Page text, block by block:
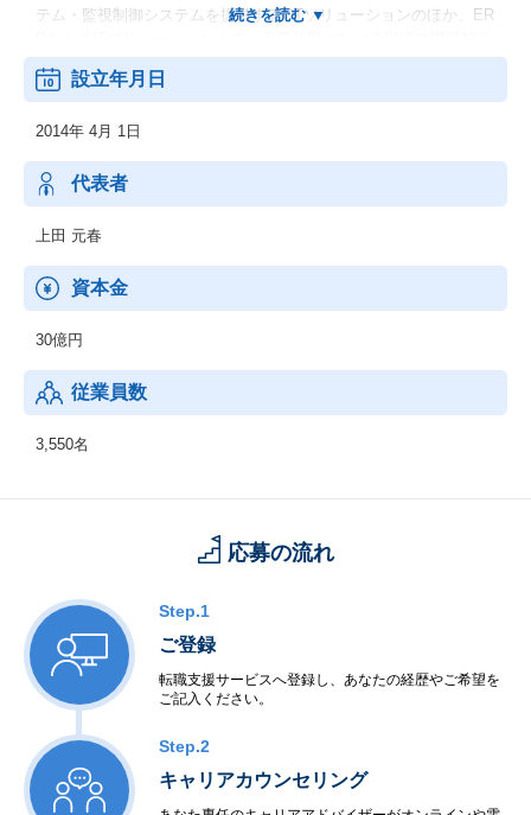
テム・監視制御システムを提供するOTソリューションのほか、ER
に向けたデジタルソリューションを提供しています。
上下水道・道路・鉄道・電力などの社会インフラ分野で、現場の
データに基づくリアルタイム制御や、監視制御、トラブルなどの
予兆診断などを通じ、止められないクリティカルなシステムを安
定稼働させ、インフラの安全・安心に貢献しています。
自動車業界における、自動運転や電動化などのCASE*に代表され
る高度な技術と手法を活かし、コンサルティングからエンジニア
* CASE：Connected（つながる）、Autonomous（自動運転）、S
hared & Service（シェアリング/サービス）、Electric（電動化）の
頭文字を組み合わせた造語です。
設立年月日
2014年 4月 1日
代表者
上田 元春
資本金
30億円
従業員数
3,550名
応募の流れ
Step.1
ご登録
転職支援サービスへ登録し、あなたの経歴やご希望を
ご記入ください。
Step.2
キャリアカウンセリング